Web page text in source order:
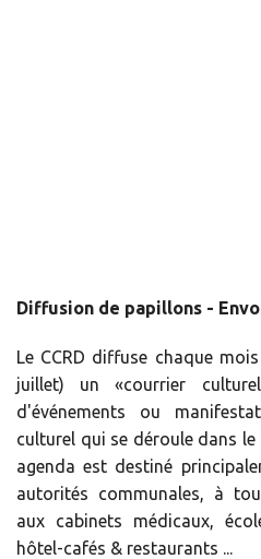
Diffusion de papillons -
Le CCRD diffuse chaque
juillet) un «courrier
d'événements ou
culturel qui se déroule dans
agenda est destiné
autorités communales, à
aux cabinets médicaux,
hôtel-cafés & restaurants ...